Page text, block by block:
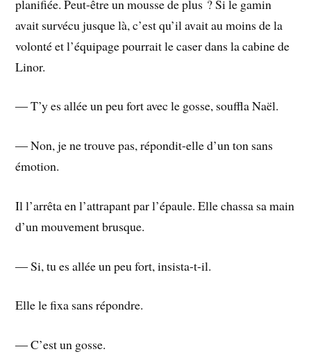
planifiée. Peut-être un mousse de plus ? Si le gamin
avait survécu jusque là, c’est qu’il avait au moins de la
volonté et l’équipage pourrait le caser dans la cabine de
Linor.
― T’y es allée un peu fort avec le gosse, souffla Naël.
― Non, je ne trouve pas, répondit-elle d’un ton sans
émotion.
Il l’arrêta en l’attrapant par l’épaule. Elle chassa sa main
d’un mouvement brusque.
― Si, tu es allée un peu fort, insista-t-il.
Elle le fixa sans répondre.
― C’est un gosse.